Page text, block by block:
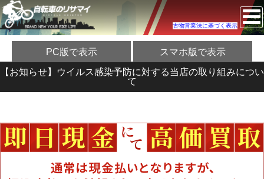
古物営業法に基づく表示
PC版で表示 スマホ版で表示
【お知らせ】ウイルス感染予防に対する当店の取り組みについ
て